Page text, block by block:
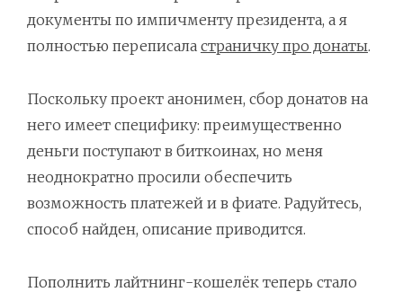
документы по импичменту президента, а я
полностью переписала страничку про донаты.
Поскольку проект анонимен, сбор донатов на
него имеет специфику: преимущественно
деньги поступают в биткоинах, но меня
неоднократно просили обеспечить
возможность платежей и в фиате. Радуйтесь,
способ найден, описание приводится.
Пополнить лайтнинг-кошелёк теперь стало